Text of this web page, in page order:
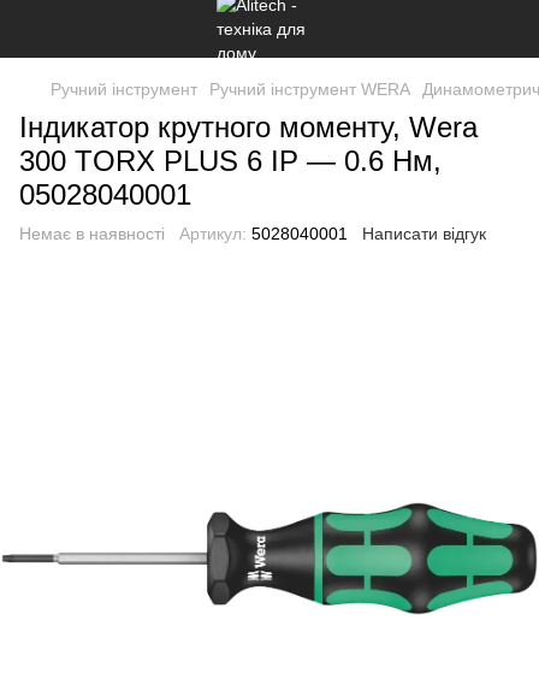
Ручний інструмент Ручний інструмент WERA
Індикатор крутного моменту, Wera
300 TORX PLUS 6 IP — 0.6 Нм,
05028040001
Немає в наявності Артикул: 5028040001 Написати відгук